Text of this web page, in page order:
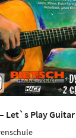
Let`s Play